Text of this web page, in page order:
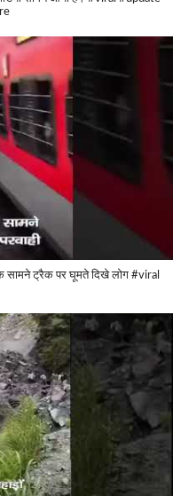
सामने ट्रैक पर घूमते दिखे लोग #viral